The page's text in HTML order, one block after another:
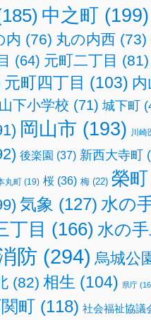
中之町(199)
内 (76) 丸の内西(73)
(64) 元町二丁目 (81)
元町四丁目 (103) 内
下小学校 (71) 城下町
岡山市 (193) 川崎
後楽園 (37) 新西大寺町
丸町(19) 桜(36) 梅(22) 榮町
気象 (127) 水の
丁目 (166) 水の
防 (294) 烏城公
(82) 相生 (104) 県庁
町(118) 社会福祉協議